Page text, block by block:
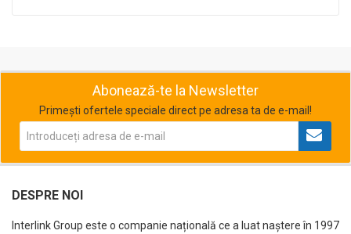
Abonează-te la Newsletter
Primești ofertele speciale direct pe adresa ta de e-mail!
DESPRE NOI
Interlink Group este o companie națională ce a luat naștere în 1997